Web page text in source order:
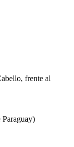
frente al